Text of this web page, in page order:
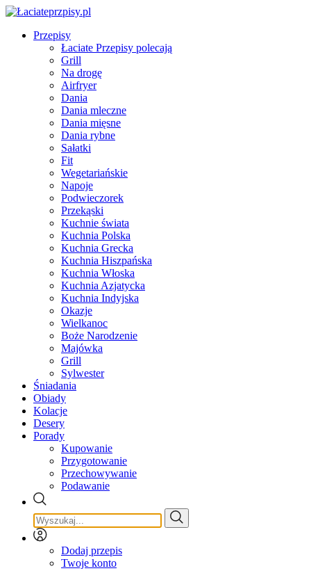
Przepisy
Łaciate Przepisy polecają
Grill
Na drogę
Airfryer
Dania
Dania mleczne
Dania mięsne
Dania rybne
Sałatki
Fit
Wegetariańskie
Napoje
Podwieczorek
Przekąski
Kuchnie świata
Kuchnia Polska
Kuchnia Grecka
Kuchnia Hiszpańska
Kuchnia Włoska
Kuchnia Azjatycka
Kuchnia Indyjska
Okazje
Wielkanoc
Boże Narodzenie
Majówka
Grill
Sylwester
Śniadania
Obiady
Kolacje
Desery
Porady
Kupowanie
Przygotowanie
Przechowywanie
Podawanie
Dodaj przepis
Twoje konto